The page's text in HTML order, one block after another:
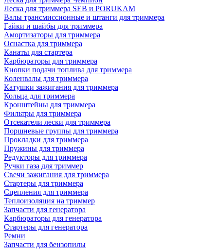
Леска для триммера SEB и PORUKAM
Валы трансмиссионные и штанги для триммера
Гайки и шайбы для триммера
Амортизаторы для триммера
Оснастка для триммера
Канаты для стартера
Карбюраторы для триммера
Кнопки подачи топлива для триммера
Коленвалы для триммера
Катушки зажигания для триммера
Кольца для триммера
Кронштейны для триммера
Фильтры для триммера
Отсекатели лески для триммера
Поршневые группы для триммера
Прокладки для триммера
Пружины для триммера
Редукторы для триммера
Ручки газа для триммер
Свечи зажигания для триммера
Стартеры для триммера
Сцепления для триммера
Теплоизоляция на триммер
Запчасти для генератора
Карбюраторы для генератора
Стартеры для генератора
Ремни
Запчасти для бензопилы